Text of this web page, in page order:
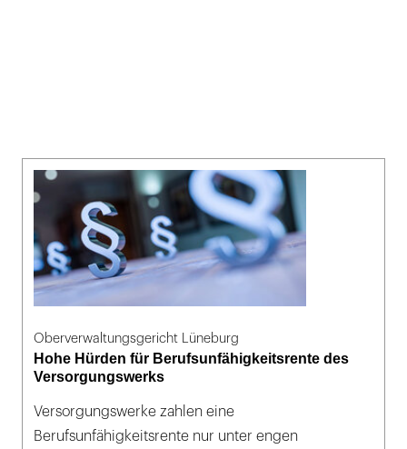
Oberverwaltungsgericht Lüneburg
Hohe Hürden für Berufsunfähigkeitsrente des
Versorgungswerks
Versorgungswerke zahlen eine
Berufsunfähigkeitsrente nur unter engen